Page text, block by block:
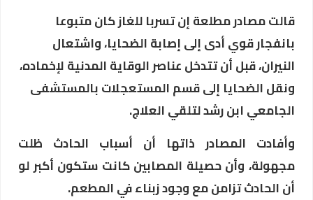
قالت مصادر مطلعة إن تسربا للغاز كان متبوعا
بانفجار قوي أدى إلى إصابة الضحايا، واشتعال
النيران، قبل أن تتدخل عناصر الوقاية المدنية لإخماده،
ونقل الضحايا إلى قسم المستعجلات بالمستشفى
الجامعي ابن رشد لتلقي العلاج.
وأفادت المصادر ذاتها أن أسباب الحادث ظلت
مجهولة، وأن حصيلة المصابين كانت ستكون أكبر لو
أن الحادث تزامن مع وجود زبناء في المطعم.